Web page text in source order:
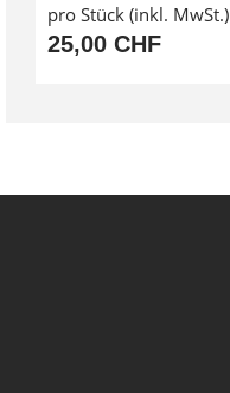
pro Stück (inkl. MwSt.)
25,00 CHF